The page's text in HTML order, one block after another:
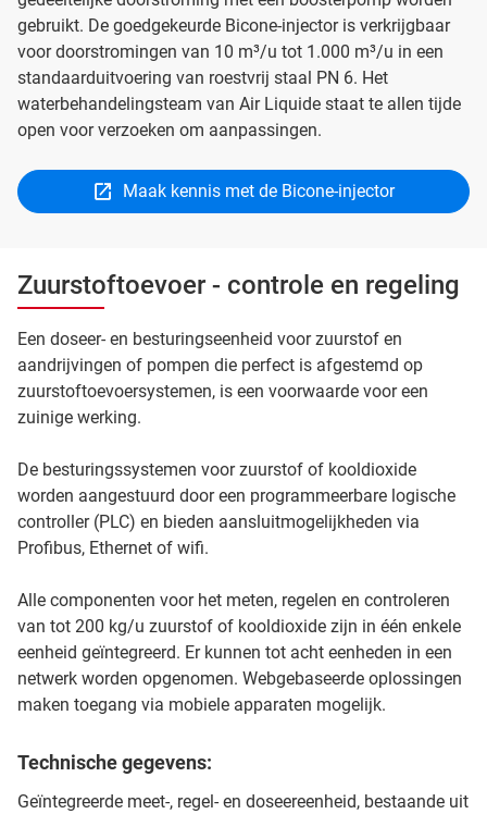
gebruikt. De goedgekeurde Bicone-injector is verkrijgbaar
voor doorstromingen van 10 m³/u tot 1.000 m³/u in een
standaarduitvoering van roestvrij staal PN 6. Het
waterbehandelingsteam van Air Liquide staat te allen tijde
open voor verzoeken om aanpassingen.
Maak kennis met de Bicone-injector
Zuurstoftoevoer - controle en regeling
Een doseer- en besturingseenheid voor zuurstof en
aandrijvingen of pompen die perfect is afgestemd op
zuurstoftoevoersystemen, is een voorwaarde voor een
zuinige werking.
De besturingssystemen voor zuurstof of kooldioxide
worden aangestuurd door een programmeerbare logische
controller (PLC) en bieden aansluitmogelijkheden via
Profibus, Ethernet of wifi.
Alle componenten voor het meten, regelen en controleren
van tot 200 kg/u zuurstof of kooldioxide zijn in één enkele
eenheid geïntegreerd. Er kunnen tot acht eenheden in een
netwerk worden opgenomen. Webgebaseerde oplossingen
maken toegang via mobiele apparaten mogelijk.
Technische gegevens:
Geïntegreerde meet-, regel- en doseereenheid, bestaande uit